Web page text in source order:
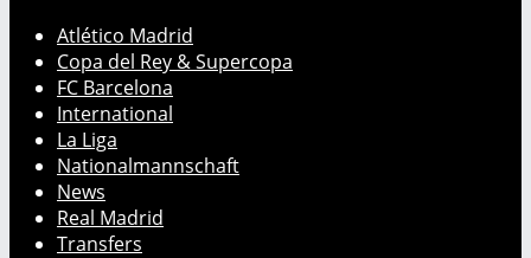
Atlético Madrid
Copa del Rey & Supercopa
FC Barcelona
International
La Liga
Nationalmannschaft
News
Real Madrid
Transfers